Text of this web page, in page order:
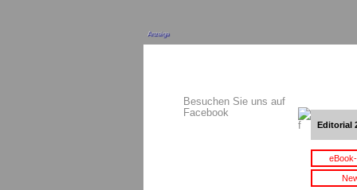
Anzeige
Besuchen Sie uns auf
Facebook
Editorial